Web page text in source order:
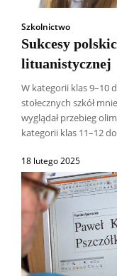
Szkolnictwo
Sukcesy
lituanistycznej
W kategorii klas 9–10
stołecznych szkół
wyglądał przebieg
kategorii klas 11–12
18 lutego 2025